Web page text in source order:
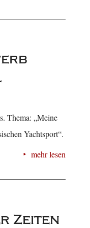
Thema: „Meine
Yachtsport“.
mehr lesen
Zeiten